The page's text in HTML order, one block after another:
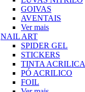
GOIVAS
AVENTAIS
Ver mais
NAIL ART
SPIDER GEL
STICKERS
TINTA ACRILICA
PÓ ACRILICO
FOIL